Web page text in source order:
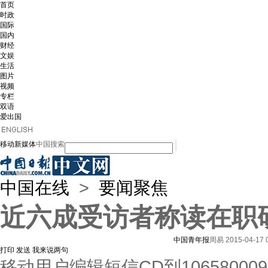
首页
时政
国际
国内
财经
文娱
生活
图片
视频
专栏
双语
爱出国
移动新媒体中国搜索
中国在线 > 要闻聚焦
近六成受访者称读在职
中国青年报周易 2015-04-17
打印 发送 我来说两句